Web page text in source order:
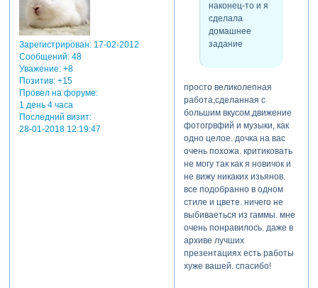
Зарегистрирован: 17-02-2012
Сообщений:48
Уважение: +8
Позитив: +15
Провел на форуме:
1 день 4 часа
Последний визит:
28-01-2018 12:19:47
наконец-то и я
сделала
домашнее
задание
просто великолепная
работа,сделанная с
большим вкусом.движение
фотогрвфий и музыки, как
одно целое. дочка на вас
очень похожа. критиковать
не могу так как я новичок и
не вижу никаких изьянов.
все подобранно в одном
стиле и цвете. ничего не
выбиваеться из гаммы. мне
очень понравилось. даже в
архиве лучших
презентациях есть работы
хуже вашей. спасибо!